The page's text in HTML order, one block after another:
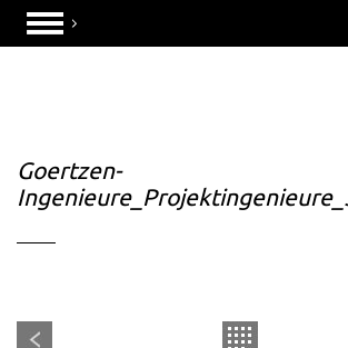
Goertzen-